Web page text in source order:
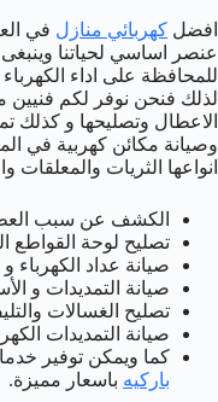
افضل كهربائي منازل في
عنصر اساسي لحياتنا
للمحافظة على اداء
لذلك فنحن نوفر لكم
الاعطال وتصليحها و كذلك
وصيانة مكائن كهربية في
انواعها الثريات والمعلقات
الكشف عن سبب
تصليح لوحة القواطع
صيانة عداد الكهرباء
صيانة التمديدات و
تصليح الغسالات
صيانة التمديدات
كما ويمكن توفير
باركيه باسعار مميزة.